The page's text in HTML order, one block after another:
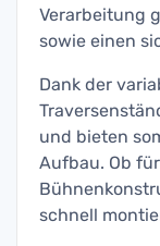
Verarbeitung
sowie einen
Dank der
und bieten
Aufbau. Ob
schnell